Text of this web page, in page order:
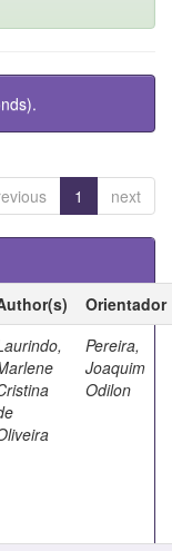
1 next
Orientador
Pereira,
Joaquim
Odilon